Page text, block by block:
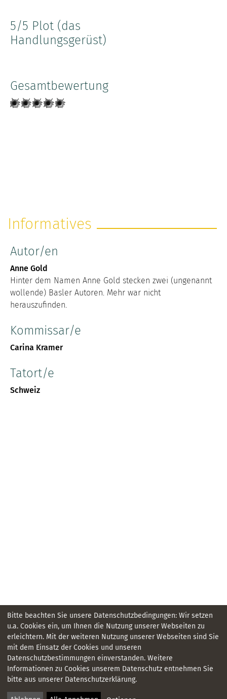
5/5 Plot (das
Handlungsgerüst)
Gesamtbewertung
Informatives
Autor/en
Anne Gold
Hinter dem Namen Anne Gold stecken zwei (ungenannt
wollende) Basler Autoren. Mehr war nicht
herauszufinden.
Kommissar/e
Carina Kramer
Tatort/e
Schweiz
KONTAKT
IMPRESSUM
Bitte beachten Sie unsere Datenschutzbedingungen: Wir setzen
u.a. Cookies ein, um Ihnen die Nutzung unserer Webseiten zu
erleichtern. Mit der weiteren Nutzung unserer Webseiten sind Sie
mit dem Einsatz der Cookies und unseren
Datenschutzbestimmungen einverstanden. Weitere
Informationen zu Cookies unserem Datenschutz entnehmen Sie
bitte aus unserer Datenschutzerklärung.